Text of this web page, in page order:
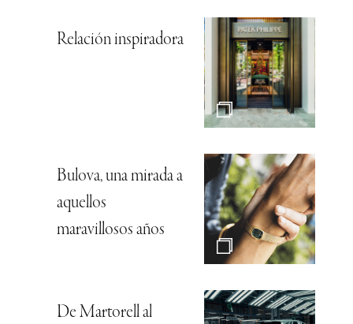
Relación inspiradora
Bulova, una mirada a
aquellos
maravillosos años
De Martorell al